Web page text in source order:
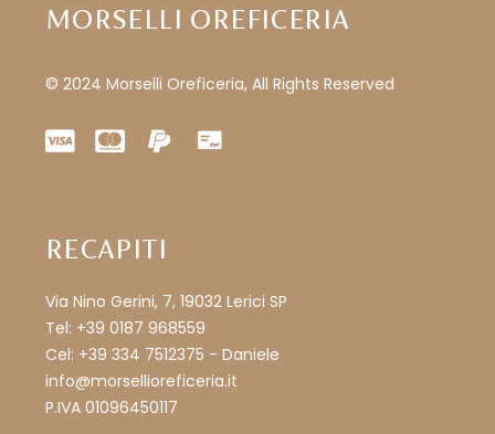
MORSELLI OREFICERIA
© 2024 Morselli Oreficeria, All Rights Reserved
RECAPITI
Via Nino Gerini, 7, 19032 Lerici SP
Tel: +39 0187 968559
Cel: +39 334 7512375 - Daniele
info@morsellioreficeria.it
P.IVA 01096450117